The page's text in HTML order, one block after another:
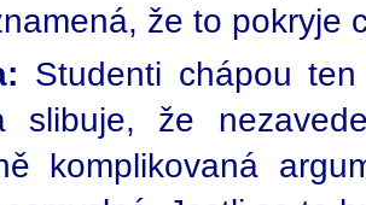
že to pokryje
Studenti chápou
slibuje, že
komplikovaná